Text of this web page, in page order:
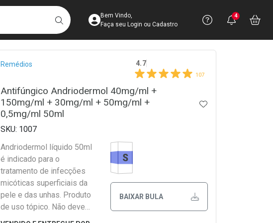
BUSCARAcesse sua Conta
Bem Vindo,
Faça seu Login ou Cadastro
Precisa
Ver Recursos
Você
4
Breadcrumb
Remédios 4.7
107
Antifúngico Andriodermol 40mg/ml +
150mg/ml + 30mg/ml + 50mg/ml +
0,5mg/ml 50ml
ADICIONAR AOS
1007
Andriodermol líquido 50ml
é indicado para o
tratamento de infecções
micóticas superficiais da
pele e das unhas. Produto
de uso tópico. Não deve
ser utilizado próximo aos
BAIXAR BULA